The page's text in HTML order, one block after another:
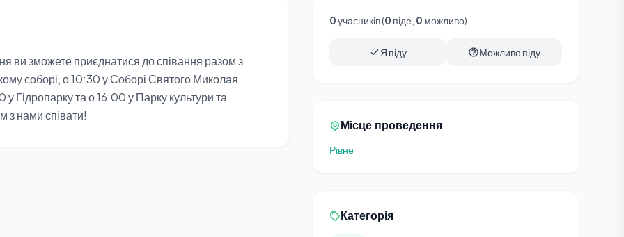
ви зможете приєднатися до співання разом з
соборі, о 10:30 у Соборі Святого Миколая
Гідропарку та о 16:00 у Парку культури та
з нами співати!
0учасників (0 піде, 0 можливо)
Я піду Можливо піду
Місце проведення
Рівне
Категорія